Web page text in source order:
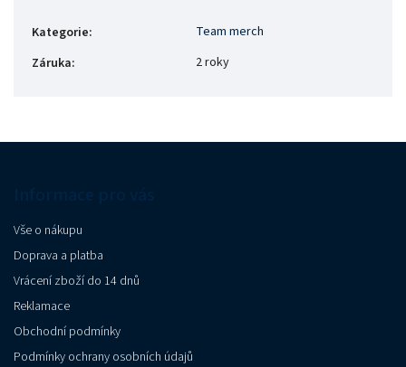
Kategorie:
Team merch
Záruka: 2 roky
Vše o nákupu
Doprava a platba
Vrácení zboží do 14 dnů
Reklamace
Obchodní podmínky
Podmínky ochrany osobních údajů